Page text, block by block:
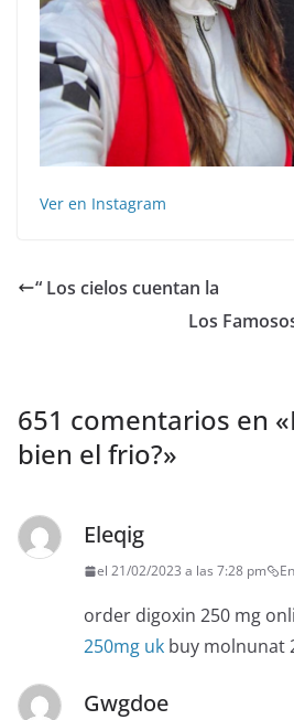
Ver en Instagram
“ Los cielos cuentan la
Los
651 comentarios en «
bien el frio?»
Eleqig
el 21/02/2023 a las 7:28 pm
order digoxin 250 mg
250mg uk buy molnunat
Gwgdoe